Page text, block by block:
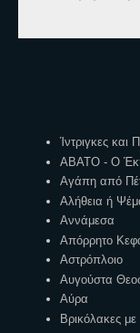
Ίντριγκες και
ΑΒΑΤΟ - Ο
Αγάπη από
Αλήθεια ή
Αννάμεσα
Απόρρητο
Αστρόπλοιο
Αυγούστα
Αύρα
Βρικόλακες με